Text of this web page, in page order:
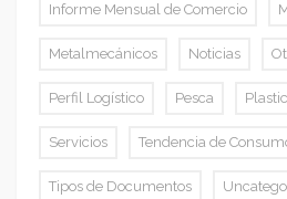
Informe Mensual de Comercio
Metalmecánicos Noticias
Perfil Logístico Pesca
Servicios Tendencia de
Tipos de Documentos